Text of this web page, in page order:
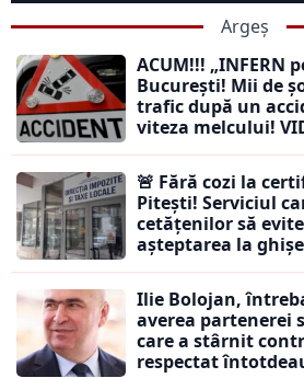
Argeș
ACUM!!! „INFERN
București! Mii de
trafic după un
viteza melcului!
🚨 Fără cozi la
Pitești! Serviciul
cetățenilor să
așteptarea la
Ilie Bolojan,
averea partenerei
care a stârnit
respectat